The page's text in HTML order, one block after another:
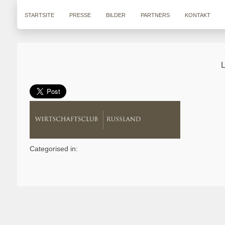
STARTSITE PRESSE BILDER PARTNERS KONTAKT
Categorised in: